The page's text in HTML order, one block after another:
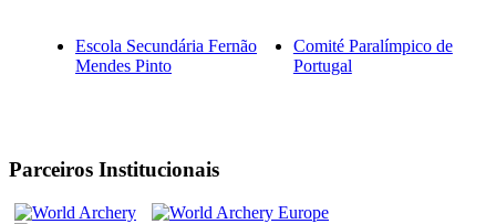
Escola Secundária Fernão
Mendes Pinto
Comité Paralímpico de
Portugal
Parceiros Institucionais